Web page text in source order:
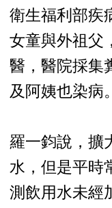
衛生福利部疾
女童與外祖父
醫，醫院採集
及阿姨也染病
羅一鈞說，擴
水，但是平時
測飲用水未經